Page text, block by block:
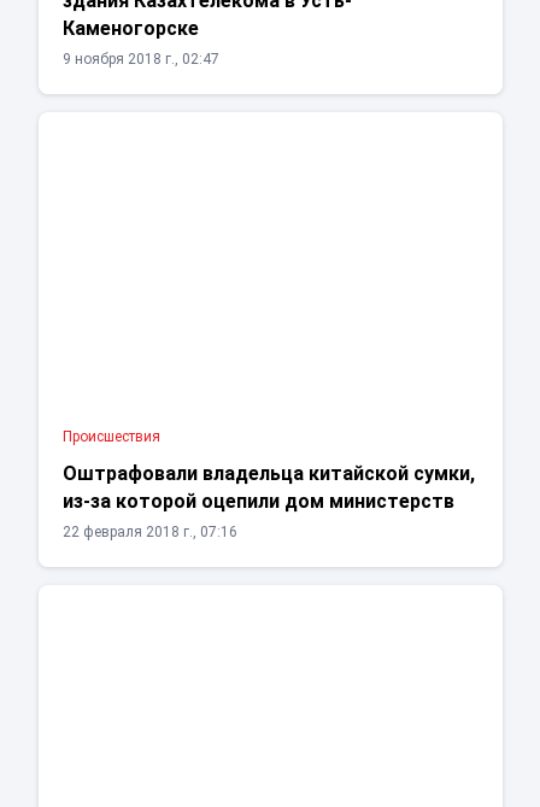
Каменогорске
9 ноября 2018 г., 02:47
Проиcшествия
Оштрафовали владельца китайской сумки,
из-за которой оцепили дом министерств
22 февраля 2018 г., 07:16